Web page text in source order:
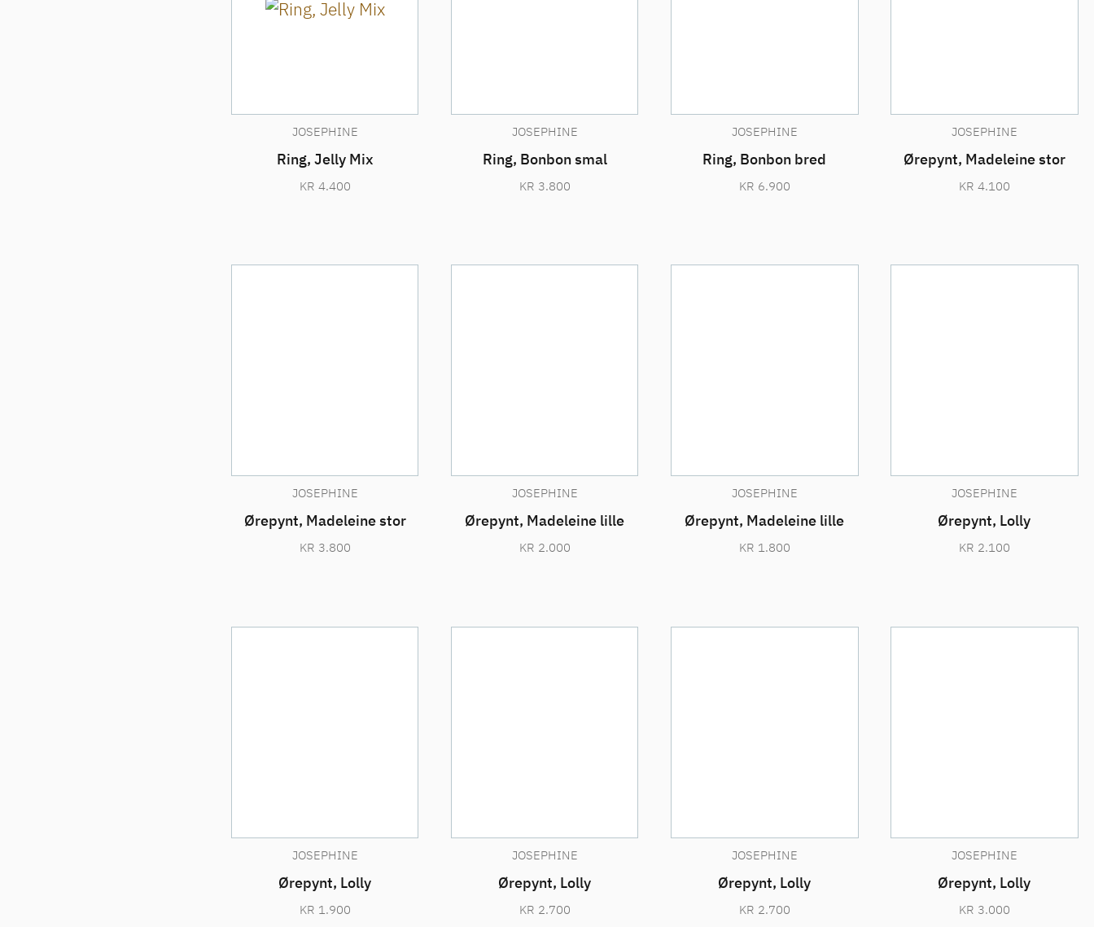
JOSEPHINE
Ring, Jelly Mix
KR 4.400
JOSEPHINE
Ring, Bonbon smal
KR 3.800
JOSEPHINE
Ring, Bonbon bred
KR 6.900
JOSEPHINE
Ørepynt, Madeleine stor
KR 4.100
JOSEPHINE
Ørepynt, Madeleine stor
KR 3.800
JOSEPHINE
Ørepynt, Madeleine lille
KR 2.000
JOSEPHINE
Ørepynt, Madeleine lille
KR 1.800
JOSEPHINE
Ørepynt, Lolly
KR 2.100
JOSEPHINE
Ørepynt, Lolly
KR 1.900
JOSEPHINE
Ørepynt, Lolly
KR 2.700
JOSEPHINE
Ørepynt, Lolly
KR 2.700
JOSEPHINE
Ørepynt, Lolly
KR 3.000